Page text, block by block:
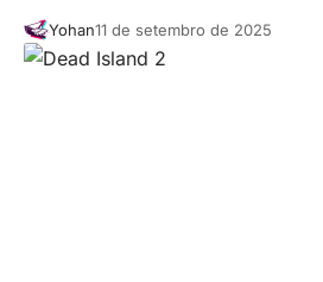
Yohan11 de setembro de 2025